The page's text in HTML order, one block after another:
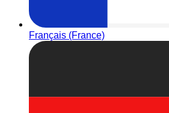
Français (France)